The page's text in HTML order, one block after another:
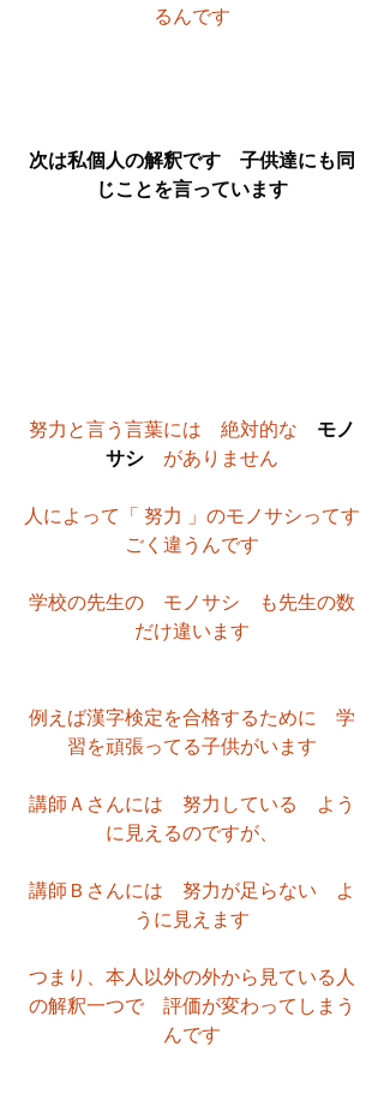
るんです
次は私個人の解釈です　子供達にも同
じことを言っています
努力と言う言葉には　絶対的な モノ
サシ がありません
人によって「 努力 」のモノサシってす
ごく違うんです
学校の先生の　モノサシ　も先生の数
だけ違います
例えば漢字検定を合格するために　学
習を頑張ってる子供がいます
講師Ａさんには　努力している　よう
に見えるのですが、
講師Ｂさんには　努力が足らない　よ
うに見えます
つまり、本人以外の外から見ている人
の解釈一つで　評価が変わってしまう
んです